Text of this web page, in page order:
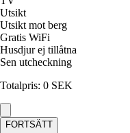
Utsikt
Utsikt mot berg
Gratis WiFi
Husdjur ej tillåtna
Sen utcheckning
Totalpris: 0 SEK
FORTSÄTT